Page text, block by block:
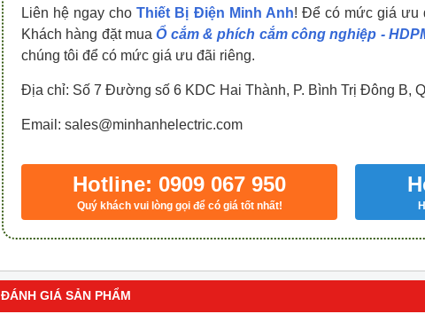
Liên hệ ngay choThiết Bị Điện Minh Anh! Để có mức giá ưu
Khách hàng đặt muaỔ cắm & phích cắm công nghiệp -
chúng tôi để có mức giá ưu đãi riêng.
Địa chỉ: Số 7 Đường số 6 KDC Hai Thành, P. Bình Trị Đông B,
Email: sales@minhanhelectric.com
Hotline: 0909 067 950
Quý khách vui lòng gọi để có giá tốt nhất!
ĐÁNH GIÁ SẢN PHẨM